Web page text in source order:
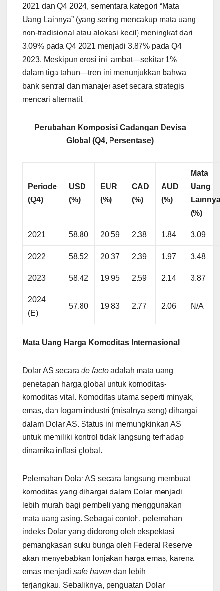
2021 dan Q4 2024, sementara kategori “Mata
Uang Lainnya” (yang sering mencakup mata uang
non-tradisional atau alokasi kecil) meningkat dari
3.09% pada Q4 2021 menjadi 3.87% pada Q4
2023. Meskipun erosi ini lambat—sekitar 1%
dalam tiga tahun—tren ini menunjukkan bahwa
bank sentral dan manajer aset secara strategis
mencari alternatif.
Perubahan Komposisi Cadangan Devisa
Global (Q4, Persentase)
Periode
(Q4)
USD
(%)
EUR
(%)
CAD
(%)
AUD
(%)
Mata
Uang
(%)
2021 58.80 20.59 2.38 1.84 3.09
2022 58.52 20.37 2.39 1.97 3.48
2023 58.42 19.95 2.59 2.14 3.87
2024
(E)
57.80 19.83 2.77 2.06 N/A
Mata Uang Harga Komoditas Internasional
Dolar AS secara de facto adalah mata uang
penetapan harga global untuk komoditas-
komoditas vital. Komoditas utama seperti minyak,
emas, dan logam industri (misalnya seng) dihargai
dalam Dolar AS. Status ini memungkinkan AS
untuk memiliki kontrol tidak langsung terhadap
dinamika inflasi global.
Pelemahan Dolar AS secara langsung membuat
komoditas yang dihargai dalam Dolar menjadi
lebih murah bagi pembeli yang menggunakan
mata uang asing. Sebagai contoh, pelemahan
indeks Dolar yang didorong oleh ekspektasi
pemangkasan suku bunga oleh Federal Reserve
akan menyebabkan lonjakan harga emas, karena
emas menjadi safe haven dan lebih
terjangkau. Sebaliknya, penguatan Dolar